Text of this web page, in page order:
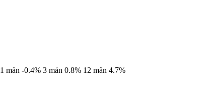
1 mån -0.4% 3 mån 0.8% 12 mån 4.7%